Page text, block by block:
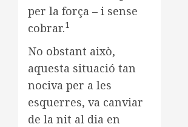
per la força – i sense
cobrar.1
No obstant això,
aquesta situació tan
nociva per a les
esquerres, va canviar
de la nit al dia en